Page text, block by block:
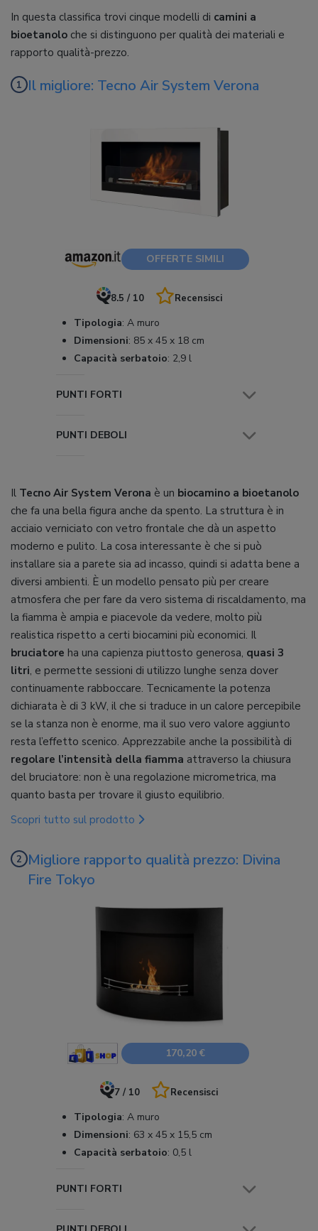
In questa classifica trovi cinque modelli di camini a
bioetanolo che si distinguono per qualità dei materiali e
rapporto qualità-prezzo.
Il migliore: Tecno Air System Verona
OFFERTE SIMILI
8.5 / 10 Recensisci
Tipologia: A muro
Dimensioni: 85 x 45 x 18 cm
Capacità serbatoio: 2,9 l
PUNTI FORTI
PUNTI DEBOLI
Il Tecno Air System Verona è un biocamino a bioetanolo
che fa una bella figura anche da spento. La struttura è in
acciaio verniciato con vetro frontale che dà un aspetto
moderno e pulito. La cosa interessante è che si può
installare sia a parete sia ad incasso, quindi si adatta bene a
diversi ambienti. È un modello pensato più per creare
atmosfera che per fare da vero sistema di riscaldamento, ma
la fiamma è ampia e piacevole da vedere, molto più
realistica rispetto a certi biocamini più economici. Il
bruciatore ha una capienza piuttosto generosa, quasi 3
litri, e permette sessioni di utilizzo lunghe senza dover
continuamente rabboccare. Tecnicamente la potenza
dichiarata è di 3 kW, il che si traduce in un calore percepibile
se la stanza non è enorme, ma il suo vero valore aggiunto
resta l’effetto scenico. Apprezzabile anche la possibilità di
regolare l’intensità della fiamma attraverso la chiusura
del bruciatore: non è una regolazione micrometrica, ma
quanto basta per trovare il giusto equilibrio.
Scopri tutto sul prodotto
Migliore rapporto qualità prezzo: Divina
Fire Tokyo
170,20 €
7 / 10 Recensisci
Tipologia: A muro
Dimensioni: 63 x 45 x 15,5 cm
Capacità serbatoio: 0,5 l
PUNTI FORTI